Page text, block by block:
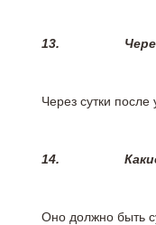
13.
Через сутки
14.
Оно должно быть